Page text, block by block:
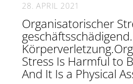
28. APRIL 2021
Organisatorischer
Stress Is Harmful to
And It Is a Physical